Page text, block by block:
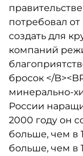
потребовал
создать для
компаний
бросок </
минерально-
России
2000 году он
больше, чем в
больше, чем в